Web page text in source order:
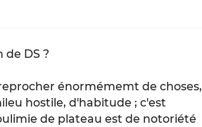
DS ?
énormémemt de choses,
hostile, d'habitude ; c'est
de plateau est de notoriété